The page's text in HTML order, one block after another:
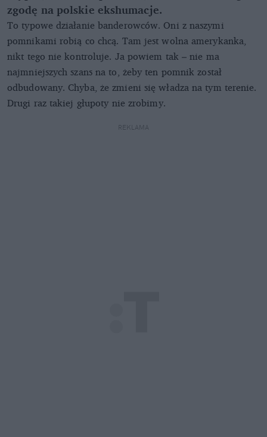
zgodę na polskie ekshumacje.
To typowe działanie banderowców. Oni z naszymi
pomnikami robią co chcą. Tam jest wolna amerykanka,
nikt tego nie kontroluje. Ja powiem tak – nie ma
najmniejszych szans na to, żeby ten pomnik został
odbudowany. Chyba, że zmieni się władza na tym terenie.
Drugi raz takiej głupoty nie zrobimy.
REKLAMA